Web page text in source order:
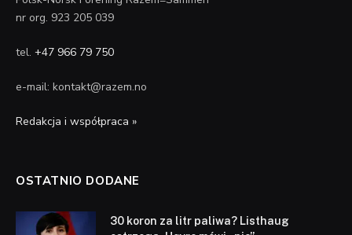
nr org. 923 205 039
tel. +47 966 79 750
e-mail: kontakt@razem.no
Redakcja i współpraca »
OSTATNIO DODANE
30 koron za litr paliwa? Listhaug